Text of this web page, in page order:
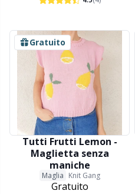
Gratuito
Tutti Frutti Lemon -
Maglietta senza
maniche
Maglia Knit Gang
Gratuito